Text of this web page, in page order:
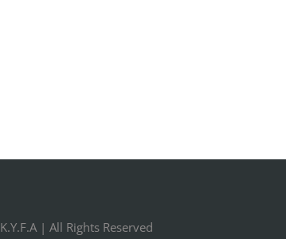
K.Y.F.A| All Rights Reserved